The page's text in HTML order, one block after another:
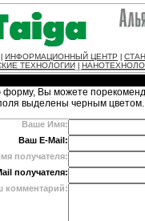
ИНФОРМАЦИОННЫЙ ЦЕНТР
ТЕХНОЛОГИИ
форму, Вы можете
выделены черным цветом.
Ваше Имя:
Ваш E-Mail:
получателя:
получателя:
комментарий: